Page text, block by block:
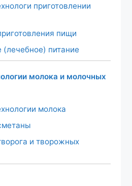
приготовлении
пищи
(лечебное) питание
молока и молочных
молока
и творожных